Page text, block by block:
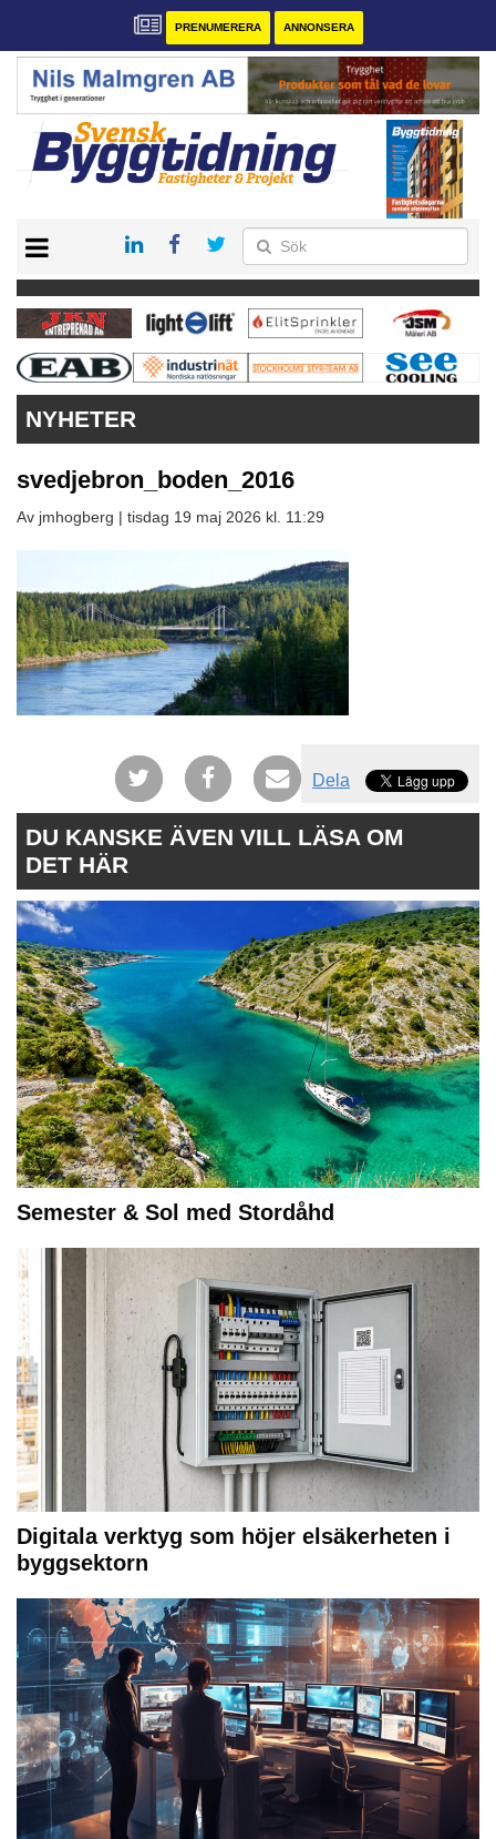
PRENUMERERA ANNONSERA
PRENUMERERA
VÅRA ANDRA MAGASIN
ANNONSERA
KONTAKT
NYHETER
svedjebron_boden_2016
Av jmhogberg | tisdag 19 maj 2026 kl. 11:29
Dela
DU KANSKE ÄVEN VILL LÄSA OM
DET HÄR
Semester & Sol med Stordåhd
Digitala verktyg som höjer elsäkerheten i
byggsektorn